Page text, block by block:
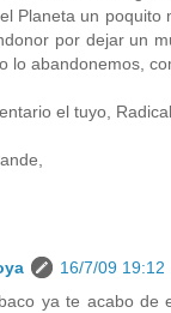
Planeta un poquito
por dejar un
lo abandonemos,
el tuyo,
16/7/09 19:12
ya te acabo de